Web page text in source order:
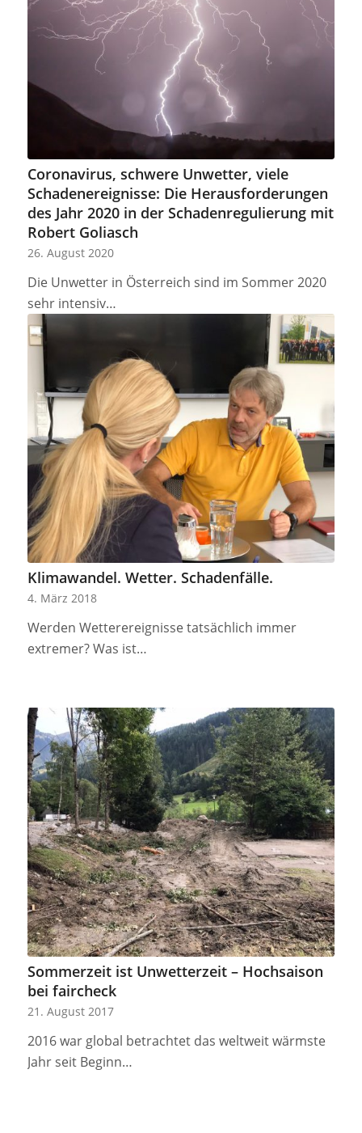
Coronavirus, schwere Unwetter, viele
Schadenereignisse: Die Herausforderungen
des Jahr 2020 in der Schadenregulierung mit
Robert Goliasch
26. August 2020
Die Unwetter in Österreich sind im Sommer 2020
sehr intensiv…
Klimawandel. Wetter. Schadenfälle.
4. März 2018
Werden Wetterereignisse tatsächlich immer
extremer? Was ist…
Sommerzeit ist Unwetterzeit – Hochsaison
bei faircheck
21. August 2017
2016 war global betrachtet das weltweit wärmste
Jahr seit Beginn…